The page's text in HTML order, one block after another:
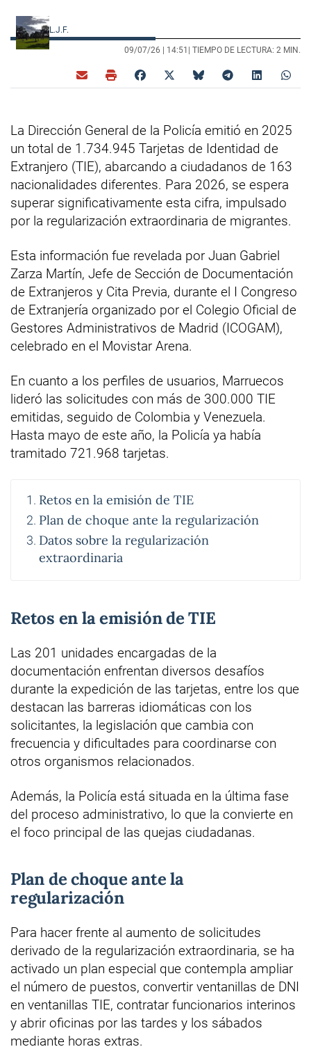
L.J.F.
09/07/26 | 14:51 | TIEMPO DE LECTURA: 2 MIN.
La Dirección General de la Policía emitió en 2025
un total de 1.734.945 Tarjetas de Identidad de
Extranjero (TIE), abarcando a ciudadanos de 163
nacionalidades diferentes. Para 2026, se espera
superar significativamente esta cifra, impulsado
por la regularización extraordinaria de migrantes.
Esta información fue revelada por Juan Gabriel
Zarza Martín, Jefe de Sección de Documentación
de Extranjeros y Cita Previa, durante el I Congreso
de Extranjería organizado por el Colegio Oficial de
Gestores Administrativos de Madrid (ICOGAM),
celebrado en el Movistar Arena.
En cuanto a los perfiles de usuarios, Marruecos
lideró las solicitudes con más de 300.000 TIE
emitidas, seguido de Colombia y Venezuela.
Hasta mayo de este año, la Policía ya había
tramitado 721.968 tarjetas.
Retos en la emisión de TIE
Plan de choque ante la regularización
Datos sobre la regularización
extraordinaria
Retos en la emisión de TIE
Las 201 unidades encargadas de la
documentación enfrentan diversos desafíos
durante la expedición de las tarjetas, entre los que
destacan las barreras idiomáticas con los
solicitantes, la legislación que cambia con
frecuencia y dificultades para coordinarse con
otros organismos relacionados.
Además, la Policía está situada en la última fase
del proceso administrativo, lo que la convierte en
el foco principal de las quejas ciudadanas.
Plan de choque ante la
regularización
Para hacer frente al aumento de solicitudes
derivado de la regularización extraordinaria, se ha
activado un plan especial que contempla ampliar
el número de puestos, convertir ventanillas de DNI
en ventanillas TIE, contratar funcionarios interinos
y abrir oficinas por las tardes y los sábados
mediante horas extras.